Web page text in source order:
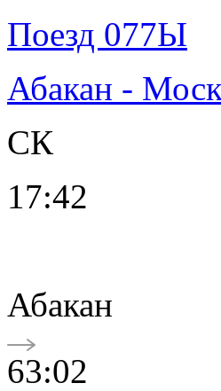
Поезд 077Ы
Абакан -
СК
17:42
Абакан
63:02